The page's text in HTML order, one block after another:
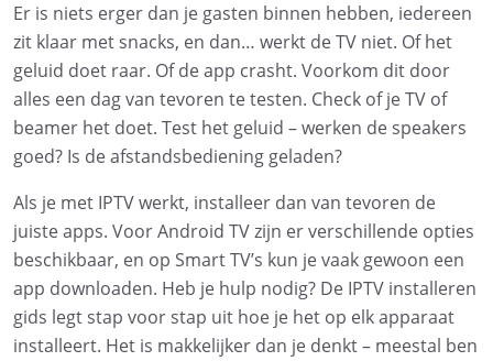
Er is niets erger dan je gasten binnen hebben, iedereen
zit klaar met snacks, en dan… werkt de TV niet. Of het
geluid doet raar. Of de app crasht. Voorkom dit door
alles een dag van tevoren te testen. Check of je TV of
beamer het doet. Test het geluid – werken de speakers
goed? Is de afstandsbediening geladen?
Als je met IPTV werkt, installeer dan van tevoren de
juiste apps. Voor Android TV zijn er verschillende opties
beschikbaar, en op Smart TV’s kun je vaak gewoon een
app downloaden. Heb je hulp nodig? De IPTV installeren
gids legt stap voor stap uit hoe je het op elk apparaat
installeert. Het is makkelijker dan je denkt – meestal ben